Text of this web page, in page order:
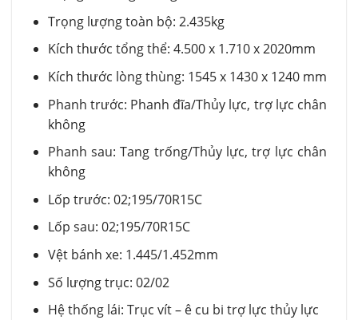
Trọng lượng toàn bộ: 2.435kg
Kích thước tổng thể: 4.500 x 1.710 x 2020mm
Kích thước lòng thùng: 1545 x 1430 x 1240 mm
Phanh trước: Phanh đĩa/Thủy lực, trợ lực chân
không
Phanh sau: Tang trống/Thủy lực, trợ lực chân
không
Lốp trước: 02;195/70R15C
Lốp sau: 02;195/70R15C
Vệt bánh xe: 1.445/1.452mm
Số lượng trục: 02/02
Hệ thống lái: Trục vít – ê cu bi trợ lực thủy lực